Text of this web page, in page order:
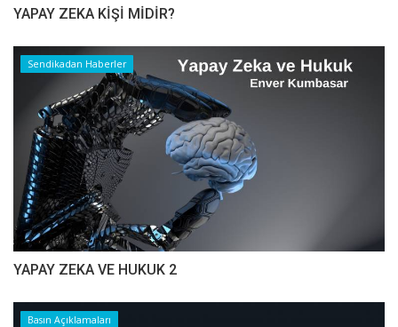
YAPAY ZEKA KİŞİ MİDİR?
Sendikadan Haberler
YAPAY ZEKA VE HUKUK 2
Basın Açıklamaları